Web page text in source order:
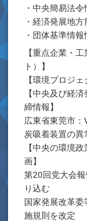
・中央簡易法
・経済発展地
・団体基準情
【重点企業・
ト）】
【環境プロジ
【中央及び経
締情報】
広東省東莞市：
炭吸着装置の異
【中央の環境
画】
第20回党大会
り込む
国家発展改革
施規則を改定